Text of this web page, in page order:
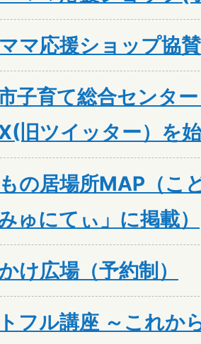
マ応援ショップ協
子育て総合センタ
旧ツイッター）を
の居場所MAP（こ
みゅにてぃ」に掲載）
け広場（予約制）
フル講座 ～これか